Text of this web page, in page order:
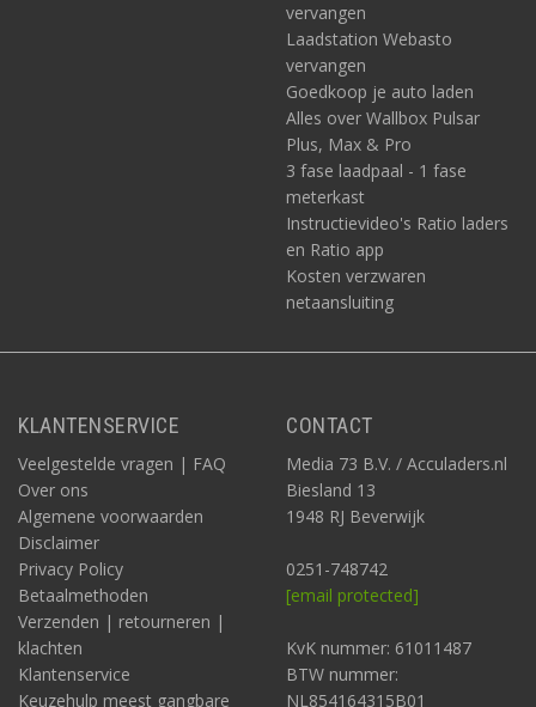
vervangen
Laadstation Webasto
vervangen
Goedkoop je auto laden
Alles over Wallbox Pulsar
Plus, Max & Pro
3 fase laadpaal - 1 fase
meterkast
Instructievideo's Ratio laders
en Ratio app
Kosten verzwaren
netaansluiting
KLANTENSERVICE
Veelgestelde vragen | FAQ
Over ons
Algemene voorwaarden
Disclaimer
Privacy Policy
Betaalmethoden
Verzenden | retourneren |
klachten
Klantenservice
Keuzehulp meest gangbare
CONTACT
Media 73 B.V. / Acculaders.nl
Biesland 13
1948 RJ Beverwijk
0251-748742
[email protected]
KvK nummer: 61011487
BTW nummer:
NL854164315B01